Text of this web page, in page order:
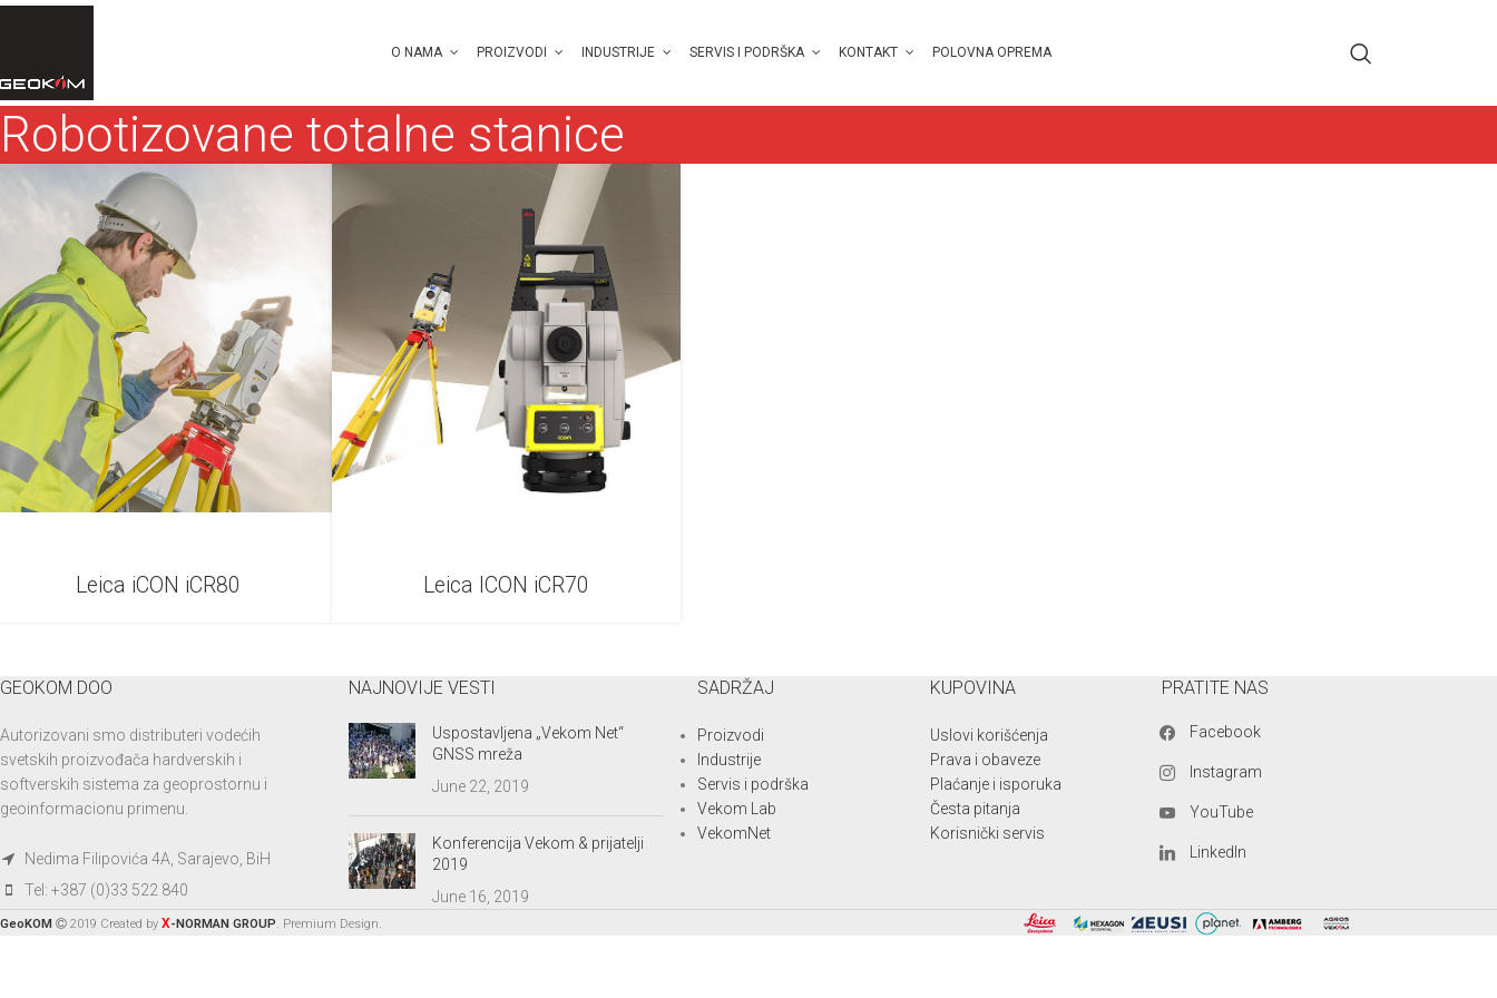
O NAMA PROIZVODI INDUSTRIJE SERVIS I PODRŠKA KONTAKT POLOVNA OPREMA
Robotizovane totalne stanice
Leica iCON iCR80 Leica ICON iCR70
GEOKOM DOO
Autorizovani smo distributeri vodećih
svetskih proizvođača hardverskih i
softverskih sistema za geoprostornu i
geoinformacionu primenu.
Nedima Filipovića 4A, Sarajevo, BiH
Tel: +387 (0)33 522 840
NAJNOVIJE VESTI
Uspostavljena „Vekom Net“
GNSS mreža
June 22, 2019
Konferencija Vekom & prijatelji
2019
June 16, 2019
SADRŽAJ
Proizvodi
Industrije
Servis i podrška
Vekom Lab
VekomNet
KUPOVINA
Uslovi korišćenja
Prava i obaveze
Plaćanje i isporuka
Česta pitanja
Korisnički servis
PRATITE NAS
Facebook
Instagram
YouTube
LinkedIn
GeoKOM 2019 Created by X-NORMAN GROUP. Premium Design.